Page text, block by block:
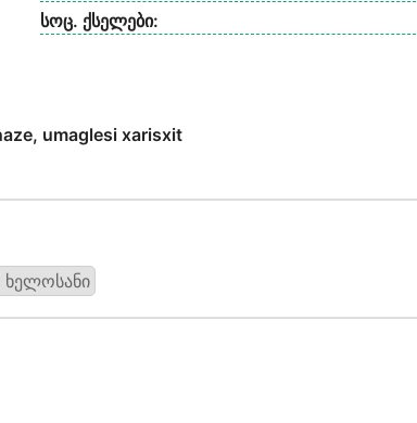
სოც. ქსელები:
umaglesi xarisxit
ხელოსანი